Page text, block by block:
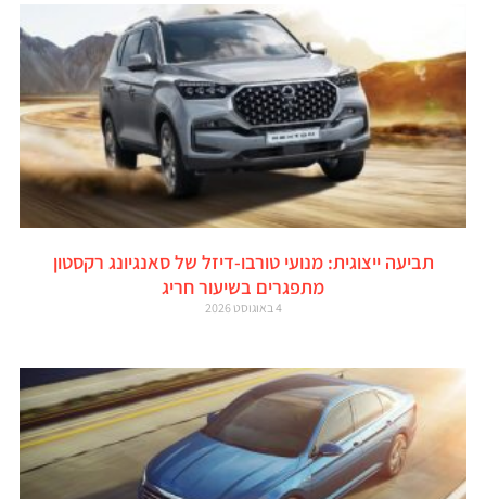
תביעה ייצוגית: מנועי טורבו-דיזל של סאנגיונג רקסטון
מתפגרים בשיעור חריג
4 באוגוסט 2026